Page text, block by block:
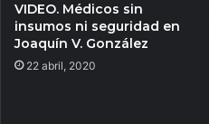
VIDEO. Médicos sin
insumos ni seguridad en
Joaquín V. González
22 abril, 2020